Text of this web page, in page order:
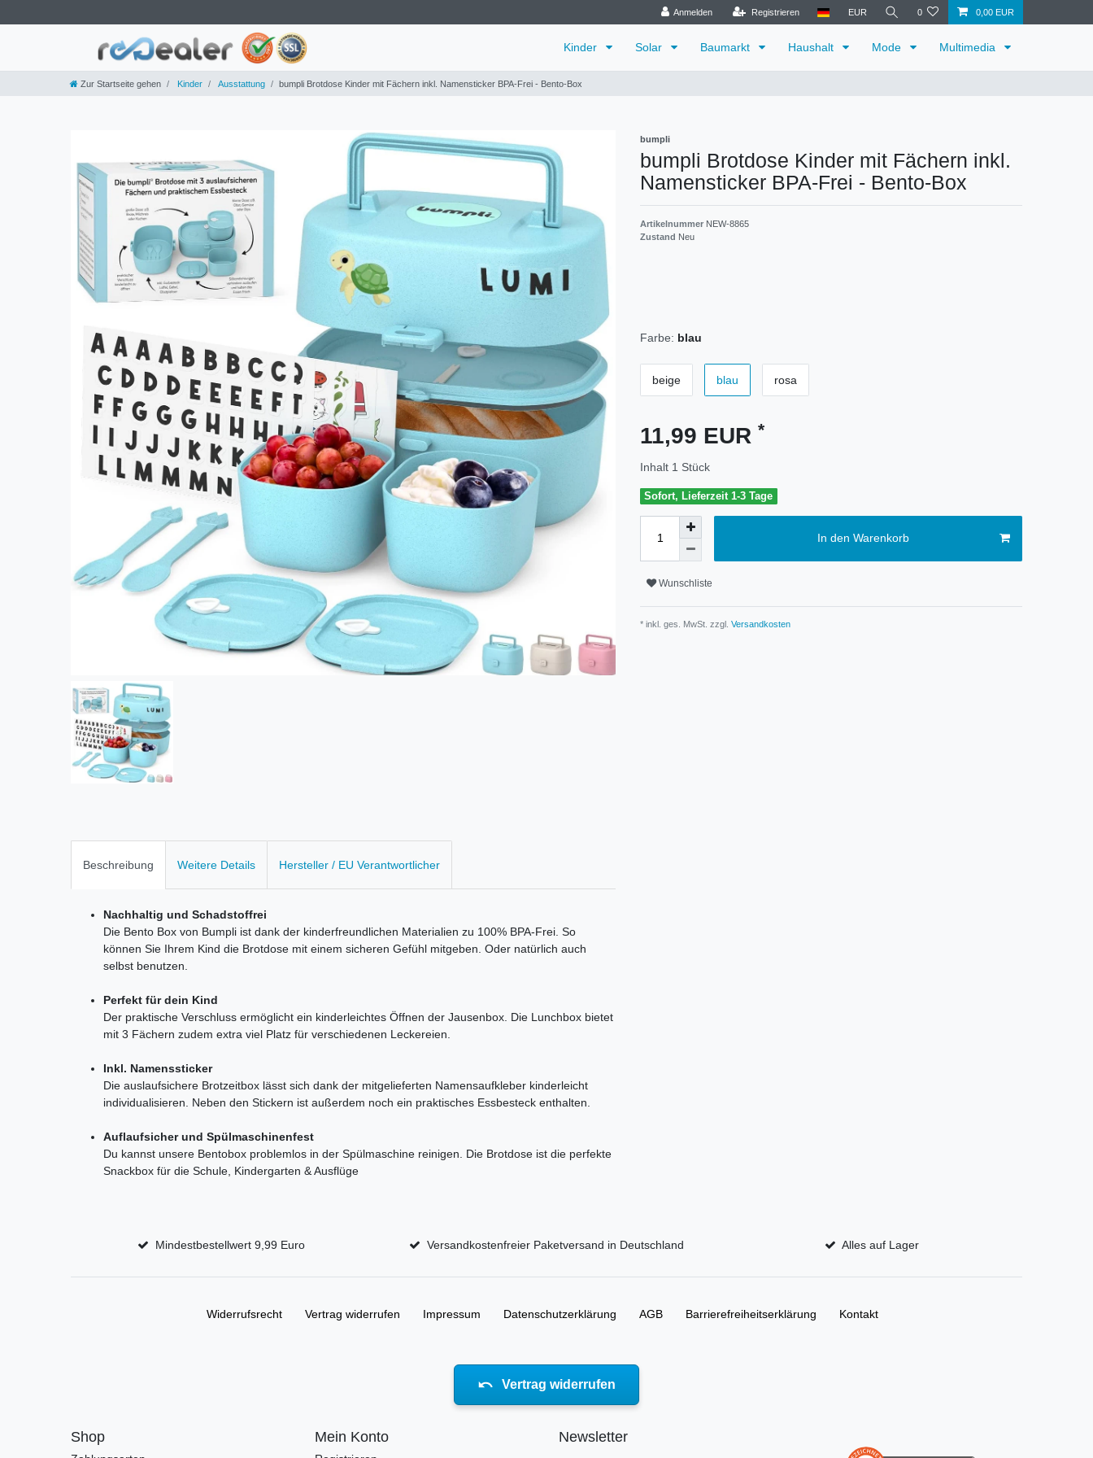
Anmelden Registrieren EUR 0 0,00 EUR
Kinder Solar Baumarkt Haushalt Mode Multimedia
Zur Startseite gehen Kinder Ausstattung bumpli Brotdose Kinder mit Fächern inkl. Namensticker BPA-Frei - Bento-Box
bumpli
bumpli Brotdose Kinder mit Fächern inkl.
Namensticker BPA-Frei - Bento-Box
Artikelnummer NEW-8865
Zustand Neu
Farbe: blau
beige blau rosa
11,99 EUR *
Inhalt 1 Stück
Sofort, Lieferzeit 1-3 Tage
In den Warenkorb
Wunschliste
* inkl. ges. MwSt. zzgl. Versandkosten
Beschreibung Weitere Details Hersteller / EU Verantwortlicher
Nachhaltig und Schadstoffrei
Die Bento Box von Bumpli ist dank der kinderfreundlichen Materialien zu 100% BPA-Frei. So
können Sie Ihrem Kind die Brotdose mit einem sicheren Gefühl mitgeben. Oder natürlich auch
selbst benutzen.
Perfekt für dein Kind
Der praktische Verschluss ermöglicht ein kinderleichtes Öffnen der Jausenbox. Die Lunchbox bietet
mit 3 Fächern zudem extra viel Platz für verschiedenen Leckereien.
Inkl. Namenssticker
Die auslaufsichere Brotzeitbox lässt sich dank der mitgelieferten Namensaufkleber kinderleicht
individualisieren. Neben den Stickern ist außerdem noch ein praktisches Essbesteck enthalten.
Auflaufsicher und Spülmaschinenfest
Du kannst unsere Bentobox problemlos in der Spülmaschine reinigen. Die Brotdose ist die perfekte
Snackbox für die Schule, Kindergarten & Ausflüge
Mindestbestellwert 9,99 Euro Versandkostenfreier Paketversand in Deutschland Alles auf Lager
Widerrufs­recht Vertrag widerrufen Impressum Daten­schutz­erklärung AGB Barrierefreiheitserklärung Kontakt
Vertrag widerrufen
Shop Mein Konto Newsletter